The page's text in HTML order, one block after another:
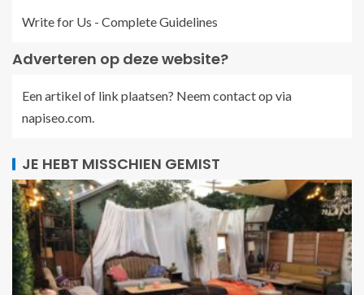
Write for Us - Complete Guidelines
Adverteren op deze website?
Een artikel of link plaatsen? Neem contact op via
napiseo.com.
JE HEBT MISSCHIEN GEMIST